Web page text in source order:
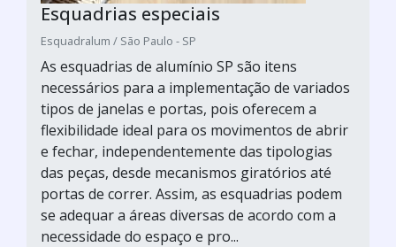
Esquadrias especiais
Esquadralum / São Paulo - SP
As esquadrias de alumínio SP são itens
necessários para a implementação de variados
tipos de janelas e portas, pois oferecem a
flexibilidade ideal para os movimentos de abrir
e fechar, independentemente das tipologias
das peças, desde mecanismos giratórios até
portas de correr. Assim, as esquadrias podem
se adequar a áreas diversas de acordo com a
necessidade do espaço e pro...